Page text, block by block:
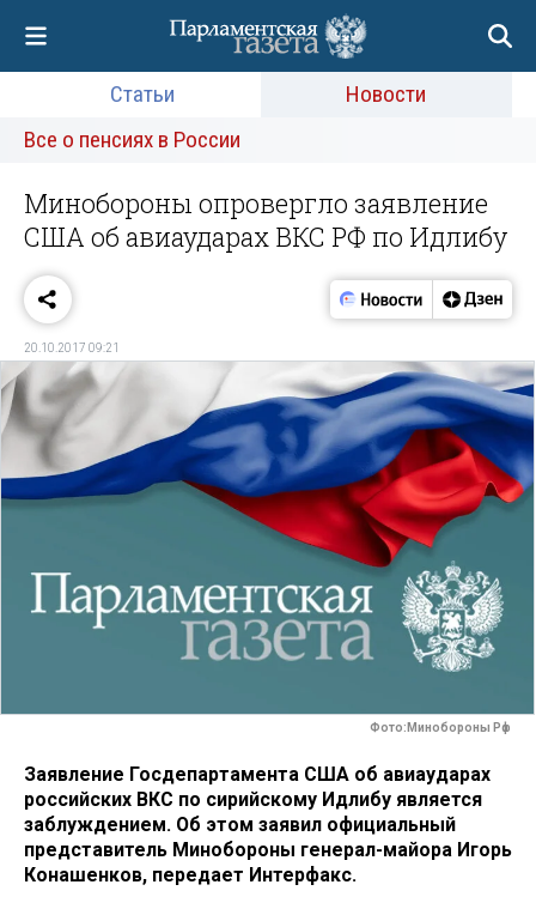
Статьи
Новости
Все о пенсиях в России
Минобороны опровергло заявление
США об авиаударах ВКС РФ по Идлибу
20.10.2017 09:21
Фото:Минобороны Рф
Заявление Госдепартамента США об авиаударах
российских ВКС по сирийскому Идлибу является
заблуждением. Об этом заявил официальный
представитель Минобороны генерал-майора Игорь
Конашенков, передает Интерфакс.